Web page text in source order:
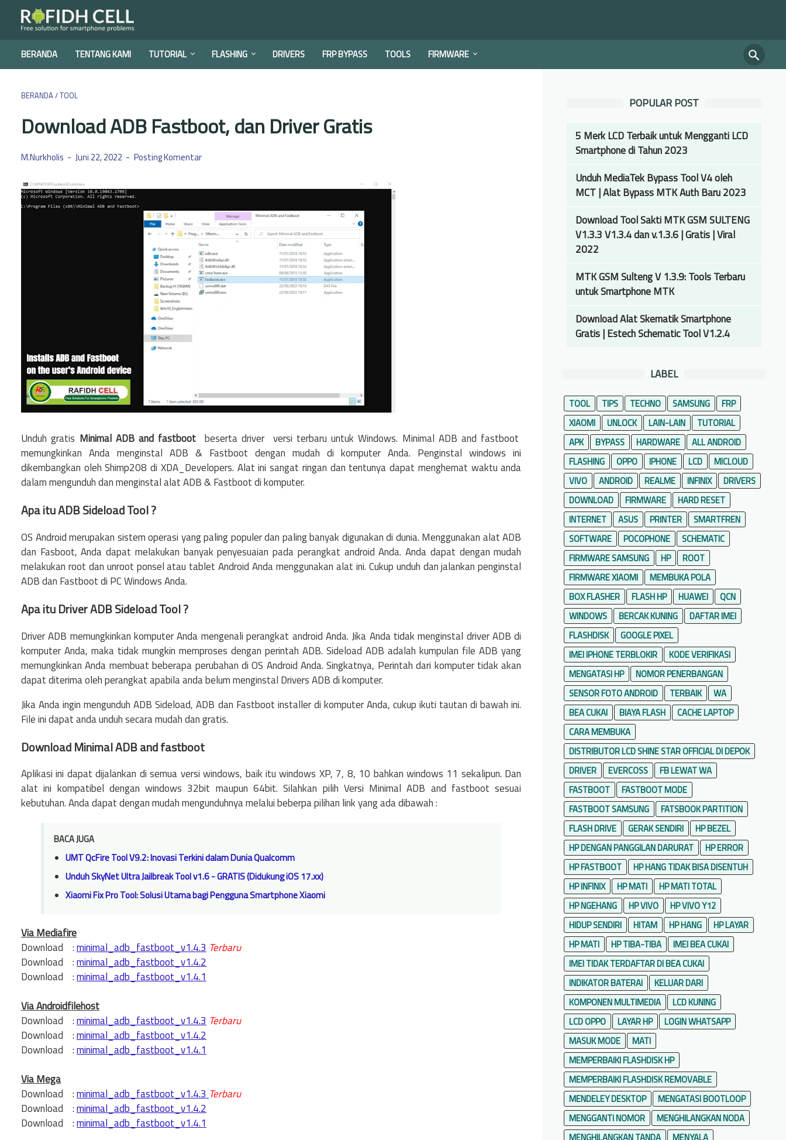
BERANDA TENTANG KAMI TUTORIAL FLASHING DRIVERS FRP BYPASS TOOLS FIRMWARE
BERANDA/TOOL
Download ADB Fastboot, dan Driver Gratis
M.Nurkholis Juni 22, 2022 Posting Komentar
Unduh gratis Minimal ADB and fastboot beserta driver versi terbaru untuk Windows. Minimal ADB and fastboot
memungkinkan Anda menginstal ADB & Fastboot dengan mudah di komputer Anda. Penginstal windows ini
dikembangkan oleh Shimp208 di XDA_Developers. Alat ini sangat ringan dan tentunya dapat menghemat waktu anda
dalam mengunduh dan menginstal alat ADB & Fastboot di komputer.
Apa itu ADB Sideload Tool ?
OS Android merupakan sistem operasi yang paling populer dan paling banyak digunakan di dunia. Menggunakan alat ADB
dan Fasboot, Anda dapat melakukan banyak penyesuaian pada perangkat android Anda. Anda dapat dengan mudah
melakukan root dan unroot ponsel atau tablet Android Anda menggunakan alat ini. Cukup unduh dan jalankan penginstal
ADB dan Fastboot di PC Windows Anda.
Apa itu Driver ADB Sideload Tool ?
Driver ADB memungkinkan komputer Anda mengenali perangkat android Anda. Jika Anda tidak menginstal driver ADB di
komputer Anda, maka tidak mungkin memproses dengan perintah ADB. Sideload ADB adalah kumpulan file ADB yang
memungkinkan Anda membuat beberapa perubahan di OS Android Anda. Singkatnya, Perintah dari komputer tidak akan
dapat diterima oleh perangkat apabila anda belum menginstal Drivers ADB di komputer.
Jika Anda ingin mengunduh ADB Sideload, ADB dan Fastboot installer di komputer Anda, cukup ikuti tautan di bawah ini.
File ini dapat anda unduh secara mudah dan gratis.
DownloadMinimal ADB and fastboot
Aplikasi ini dapat dijalankan di semua versi windows, baik itu windows XP, 7, 8, 10 bahkan windows 11 sekalipun. Dan
alat ini kompatibel dengan windows 32bit maupun 64bit. Silahkan pilih Versi Minimal ADB and fastboot sesuai
kebutuhan. Anda dapat dengan mudah mengunduhnya melalui beberpa pilihan link yang ada dibawah :
BACA JUGA
UMT QcFire Tool V9.2: Inovasi Terkini dalam Dunia Qualcomm
Unduh SkyNet Ultra Jailbreak Tool v1.6 - GRATIS (Didukung iOS 17.xx)
Xiaomi Fix Pro Tool: Solusi Utama bagi Pengguna Smartphone Xiaomi
Via Mediafire
Download :minimal_adb_fastboot_v1.4.3 Terbaru
Download :minimal_adb_fastboot_v1.4.2
Download :minimal_adb_fastboot_v1.4.1
Via Androidfilehost
Download :minimal_adb_fastboot_v1.4.3 Terbaru
Download :minimal_adb_fastboot_v1.4.2
Download :minimal_adb_fastboot_v1.4.1
Via Mega
Download :minimal_adb_fastboot_v1.4.3 Terbaru
Download :minimal_adb_fastboot_v1.4.2
Download :minimal_adb_fastboot_v1.4.1
POPULAR POST
5 Merk LCD Terbaik untuk Mengganti LCD
Smartphone di Tahun 2023
Unduh MediaTek Bypass Tool V4 oleh
MCT | Alat Bypass MTK Auth Baru 2023
Download Tool Sakti MTK GSM SULTENG
V1.3.3 V1.3.4 dan v.1.3.6 | Gratis | Viral
2022
MTK GSM Sulteng V 1.3.9: Tools Terbaru
untuk Smartphone MTK
Download Alat Skematik Smartphone
Gratis | Estech Schematic Tool V1.2.4
LABEL
TOOL TIPS TECHNO SAMSUNG
FRP
XIAOMI
UNLOCK LAIN-LAIN
TUTORIAL
APK
BYPASS HARDWARE
ALL ANDROID
FLASHING
OPPO IPHONE LCD
MICLOUD
VIVO
ANDROID REALME INFINIX
DRIVERS
DOWNLOAD
FIRMWARE
HARD RESET
INTERNET
ASUS PRINTER
SMARTFREN
SOFTWARE
POCOPHONE
SCHEMATIC
FIRMWARE SAMSUNG
HP
ROOT
FIRMWARE XIAOMI
MEMBUKA POLA
BOX FLASHER
FLASH HP HUAWEI
QCN
WINDOWS
BERCAK KUNING
DAFTAR IMEI
FLASHDISK
GOOGLE PIXEL
IMEI IPHONE TERBLOKIR
KODE VERIFIKASI
MENGATASI HP
NOMOR PENERBANGAN
SENSOR FOTO ANDROID
TERBAIK
WA
BEA CUKAI
BIAYA FLASH
CACHE LAPTOP
CARA MEMBUKA
DISTRIBUTOR LCD SHINE STAR OFFICIAL DI DEPOK
DRIVER
EVERCOSS
FB LEWAT WA
FASTBOOT
FASTBOOT MODE
FASTBOOT SAMSUNG
FATSBOOK PARTITION
FLASH DRIVE
GERAK SENDIRI
HP BEZEL
HP DENGAN PANGGILAN DARURAT
HP ERROR
HP FASTBOOT
HP HANG TIDAK BISA DISENTUH
HP INFINIX
HP MATI
HP MATI TOTAL
HP NGEHANG
HP VIVO
HP VIVO Y12
HIDUP SENDIRI
HITAM HP HANG
HP LAYAR
HP MATI
HP TIBA-TIBA
IMEI BEA CUKAI
IMEI TIDAK TERDAFTAR DI BEA CUKAI
INDIKATOR BATERAI
KELUAR DARI
KOMPONEN MULTIMEDIA
LCD KUNING
LCD OPPO
LAYAR HP
LOGIN WHATSAPP
MASUK MODE
MATI
MEMPERBAIKI FLASHDISK HP
MEMPERBAIKI FLASHDISK REMOVABLE
MENDELEY DESKTOP
MENGATASI BOOTLOOP
MENGGANTI NOMOR
MENGHILANGKAN NODA